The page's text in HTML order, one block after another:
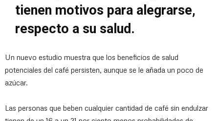
tienen motivos para alegrarse,
respecto a su salud.
Un nuevo estudio muestra que los beneficios de salud
potenciales del café persisten, aunque se le añada un poco de
azúcar.
Las personas que beben cualquier cantidad de café sin endulzar